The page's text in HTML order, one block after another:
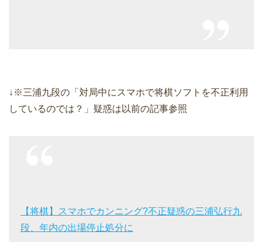
↓※三浦九段の「対局中にスマホで将棋ソフトを不正利用
しているのでは？」疑惑は以前の記事参照
【将棋】スマホでカンニング?不正疑惑の三浦弘行九
段、年内の出場停止処分に